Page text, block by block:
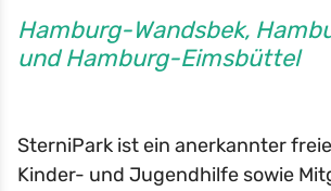
Hamburg-Wandsbek,
und Hamburg-Eimsbüttel
SterniPark ist ein anerkannter
Kinder- und Jugendhilfe sowie